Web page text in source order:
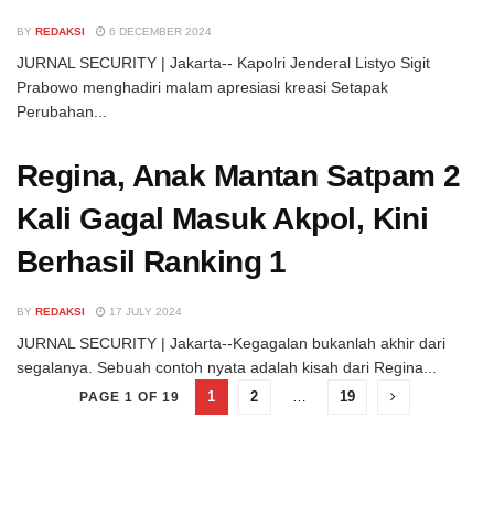
BY REDAKSI 6 DECEMBER 2024
JURNAL SECURITY | Jakarta-- Kapolri Jenderal Listyo Sigit
Prabowo menghadiri malam apresiasi kreasi Setapak
Perubahan...
Regina, Anak Mantan Satpam 2
Kali Gagal Masuk Akpol, Kini
Berhasil Ranking 1
BY REDAKSI 17 JULY 2024
JURNAL SECURITY | Jakarta--Kegagalan bukanlah akhir dari
segalanya. Sebuah contoh nyata adalah kisah dari Regina...
PAGE 1 OF 19 1 2 19